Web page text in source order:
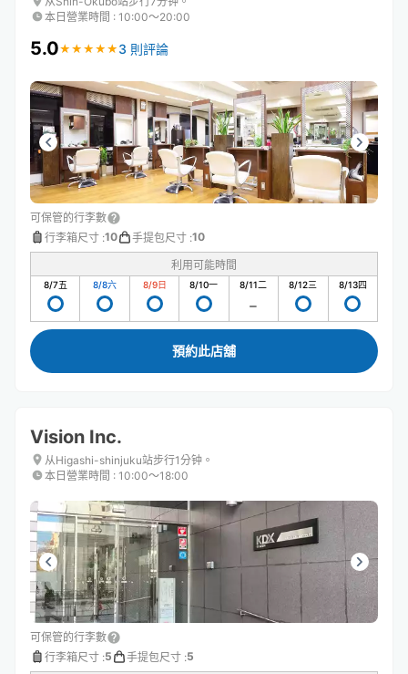
本日營業時間 : 10:00〜20:00
5.0★ ★ ★ ★ ★
★ ★ ★ ★ ★ 3 則評論
可保管的行李數
行李箱尺寸 :10 手提包尺寸 :10
利用可能時間
8/7五 8/8六 8/9日 8/10一 8/11二 8/12三 8/13四
預約此店舖
Vision Inc.
从Higashi-shinjuku站步行1分钟。
本日營業時間 : 10:00〜18:00
可保管的行李數
行李箱尺寸 :5 手提包尺寸 :5